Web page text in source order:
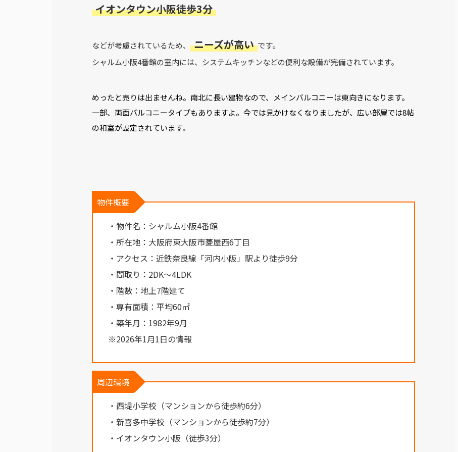
イオンタウン小阪徒歩3分
などが考慮されているため、 ニーズが高い です。
シャルム小阪4番館の室内には、システムキッチンなどの便利な設備が完備されています。
めったと売りは出ませんね。南北に長い建物なので、メインバルコニーは東向きになります。
一部、両面パルコニータイプもありますよ。今では見かけなくなりましたが、広い部屋では8帖
の和室が設定されています。
物件概要
・物件名：シャルム小阪4番館
・所在地：大阪府東大阪市菱屋西6丁目
・アクセス：近鉄奈良線「河内小阪」駅より徒歩9分
・間取り：2DK～4LDK
・階数：地上7階建て
・専有面積：平均60㎡
・築年月：1982年9月
※2026年1月1日の情報
周辺環境
・西堤小学校（マンションから徒歩約6分）
・新喜多中学校（マンションから徒歩約7分）
・イオンタウン小阪（徒歩3分）